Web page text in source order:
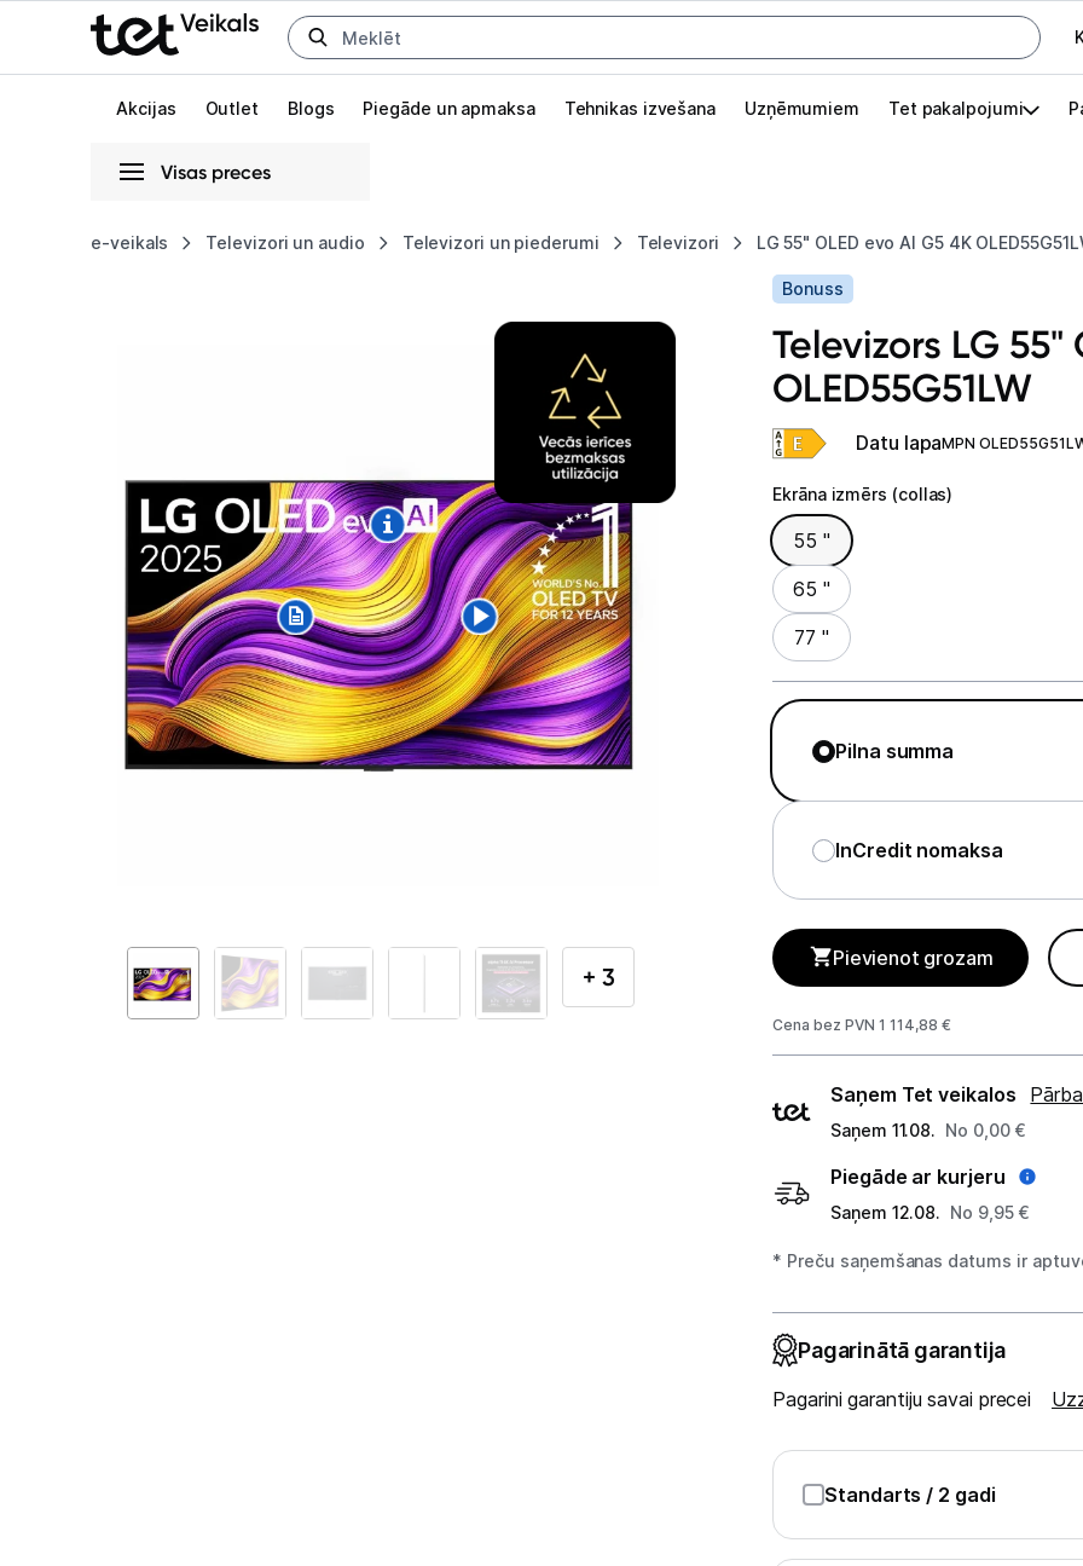
Uz kategorijam Uz galveno saturu
Akcijas Outlet Blogs Piegāde un apmaksa Tehnikas izvešana Uzņēmumiem Tet pakalpojumi
Visas preces
e-veikals Televizori un audio Televizori un piederumi Televizori LG 55" OLED evo AI G5 4K
Pieslēgties
Outlet
Izvēlies kāroto ierīci izdevīgāk!
TV un audio
Televizori un piederumi
Televizori
Televizoru stiprinājumi
TV rāmji
Kabeļi un vadi
Antenas
Pārsprieguma aizsargi
TV iekārtas
Studijas skaņas aprīkojums
Sadzīves tehnika
Ražotāju atjaunota tehnika
OLED55G51LW
+ 3
Bonuss
Televizors LG 55"
OLED55G51LW
Datu lapaMPN
Ekrāna izmērs (collas)
Ekrāna izmērs (collas)
55 "
65 "
77 "
Pilna summa
InCredit nomaksa
Pievienot grozam
Cena bez PVN 1 114,88 €
Piegādes
veidi
Saņem Tet veikalos
Saņem 11.08. No 0,00 €
Piegāde ar kurjeru
Saņem 12.08. No 9,95 €
* Preču saņemšanas datums ir
Pagarinātā garantija
Pagarini garantiju savai precei
Standarts / 2 gadi